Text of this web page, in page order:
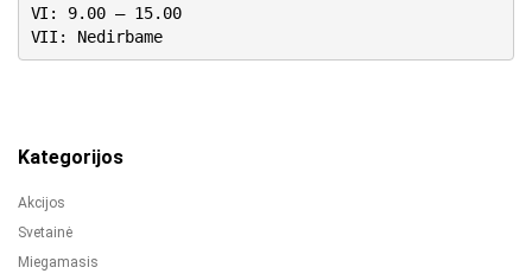
VI: 9.00 – 15.00
VII: Nedirbame
Kategorijos
Akcijos
Svetainė
Miegamasis